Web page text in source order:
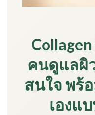
คนดูแลผิ
สนใจ พร้
เองแ